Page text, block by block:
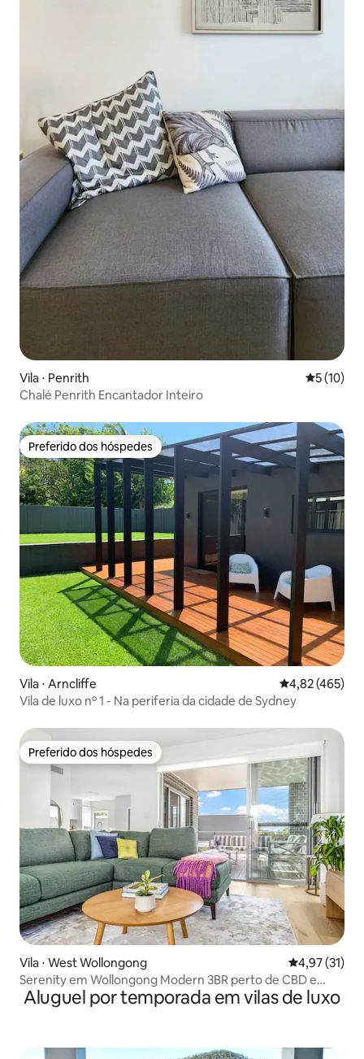
Vila ⋅ Penrith 5 de uma
5 (10)
Chalé Penrith Encantador Inteiro
Preferido dos hóspedes
Preferido dos hóspedes
Vila ⋅ Arncliffe 4,82 de uma
4,82 (465)
Vila de luxo nº 1 - Na periferia da cidade de Sydney
Preferido dos hóspedes
Preferido dos hóspedes
Vila ⋅ West Wollongong 4,97 de uma
4,97 (31)
Serenity em Wollongong Modern 3BR perto de CBD e
praia
Aluguel por temporada em vilas de luxo